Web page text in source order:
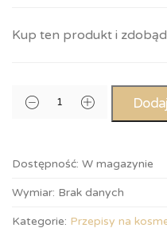
Kup ten produkt i
Dostępność: W magazynie
Wymiar: Brak danych
Kategorie: Przepisy na